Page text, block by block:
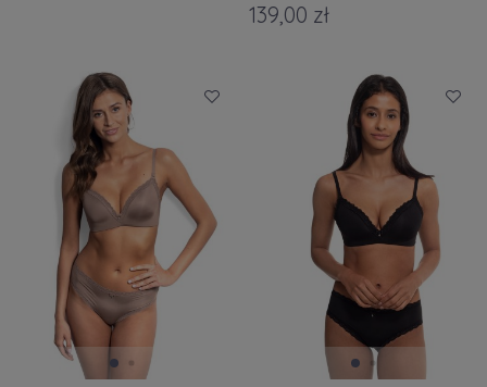
139,00 zł